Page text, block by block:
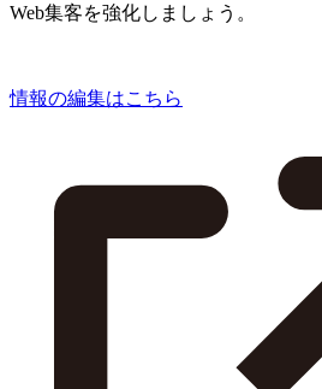
Web集客を強化しましょう。
情報の編集はこちら